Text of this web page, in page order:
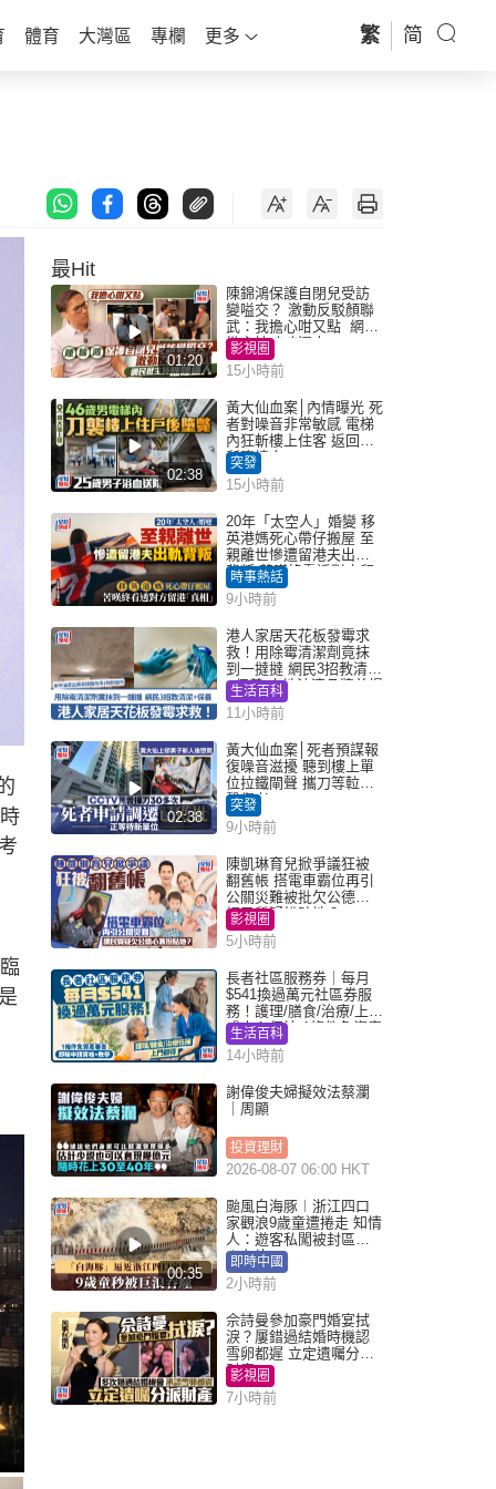
體育 大灣區 專欄 更多 繁 简
最Hit
01:20
陳錦鴻保護自閉兒受訪
變嗌交？ 激動反駁顏聯
武：我擔心咁又點 網民
批主持咄咄逼人
影視圈
15小時前
02:38
黃大仙血案│內情曝光 死
者對噪音非常敏感 電梯
內狂斬樓上住客 返回住
所墮樓亡
突發
15小時前
20年「太空人」婚變 移
英港媽死心帶仔搬屋 至
親離世慘遭留港夫出軌
背叛 苦嘆終看透對方留
港「真相」｜Juicy叮
時事熱話
9小時前
港人家居天花板發霉求
救！用除霉清潔劑竟抹
到一撻撻 網民3招教清潔
+保養 本地油漆品牌曾提
醒勿用1物防變色
生活百科
11小時前
02:38
黃大仙血案│死者預謀報
復噪音滋擾 聽到樓上單
位拉鐵閘聲 攜刀等𨋢伏
擊傷者
突發
9小時前
陳凱琳育兒掀爭議狂被
翻舊帳 搭電車霸位再引
公關災難被批欠公德心
網民質疑扮貼地？
影視圈
5小時前
長者社區服務券｜每月
$541換過萬元社區券服
務！護理/膳食/治療/上門
或中心任揀 1條件免資產
審查（附申請資格及教
學）
生活百科
14小時前
謝偉俊夫婦擬效法蔡瀾
｜周顯
投資理財
2026-08-07 06:00 HKT
00:35
颱風白海豚︱浙江四口
家觀浪9歲童遭捲走 知情
人：遊客私闖被封區域
︱有片
即時中國
2小時前
佘詩曼參加豪門婚宴拭
淚？屢錯過結婚時機認
雪卵都遲 立定遺囑分派
財產
影視圈
7小時前